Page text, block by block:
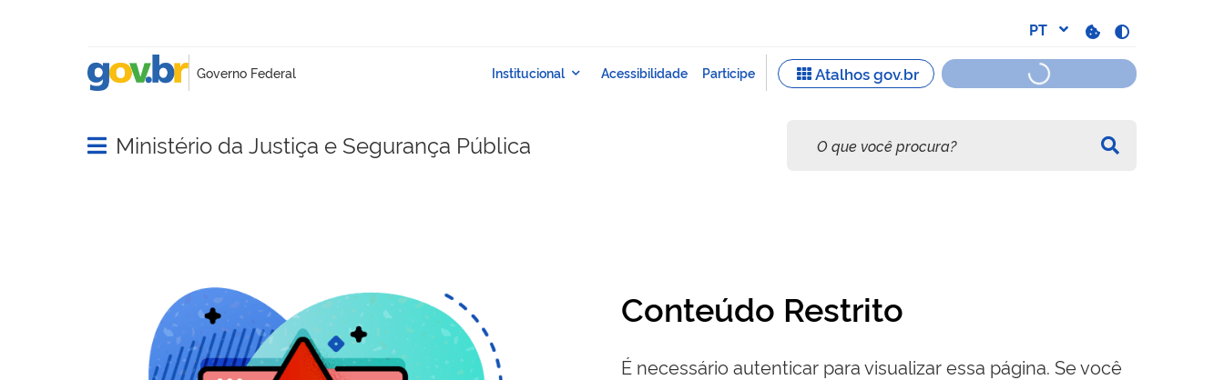
Abrir menu principal de navegação
Ministério da Justiça e Segurança Pública
Conteúdo Restrito
É necessário autenticar para visualizar essa página. Se você